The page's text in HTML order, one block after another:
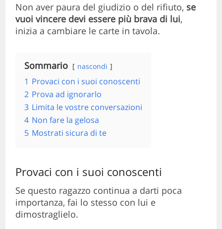
Non aver paura del giudizio o del rifiuto, se
vuoi vincere devi essere più brava di lui,
inizia a cambiare le carte in tavola.
Sommario nascondi
1 Provaci con i suoi conoscenti
2 Prova ad ignorarlo
3 Limita le vostre conversazioni
4 Non fare la gelosa
5 Mostrati sicura di te
Provaci con i suoi conoscenti
Se questo ragazzo continua a darti poca
importanza, fai lo stesso con lui e
dimostraglielo.